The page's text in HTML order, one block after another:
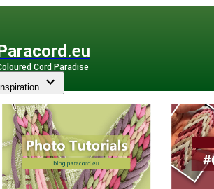
.eu
Cord Paradise
Inspiration